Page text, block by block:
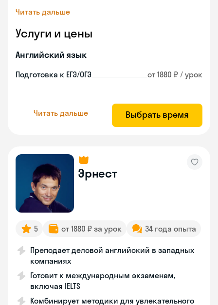
Читать дальше
Услуги и цены
Английский язык
Подготовка к ЕГЭ/ОГЭ от 1880 ₽ / урок
Читать дальше Выбрать время
Эрнест
5 от 1880 ₽ за урок 34 года опыта
Преподает деловой английский в западных
компаниях
Готовит к международным экзаменам,
включая IELTS
Комбинирует методики для увлекательного